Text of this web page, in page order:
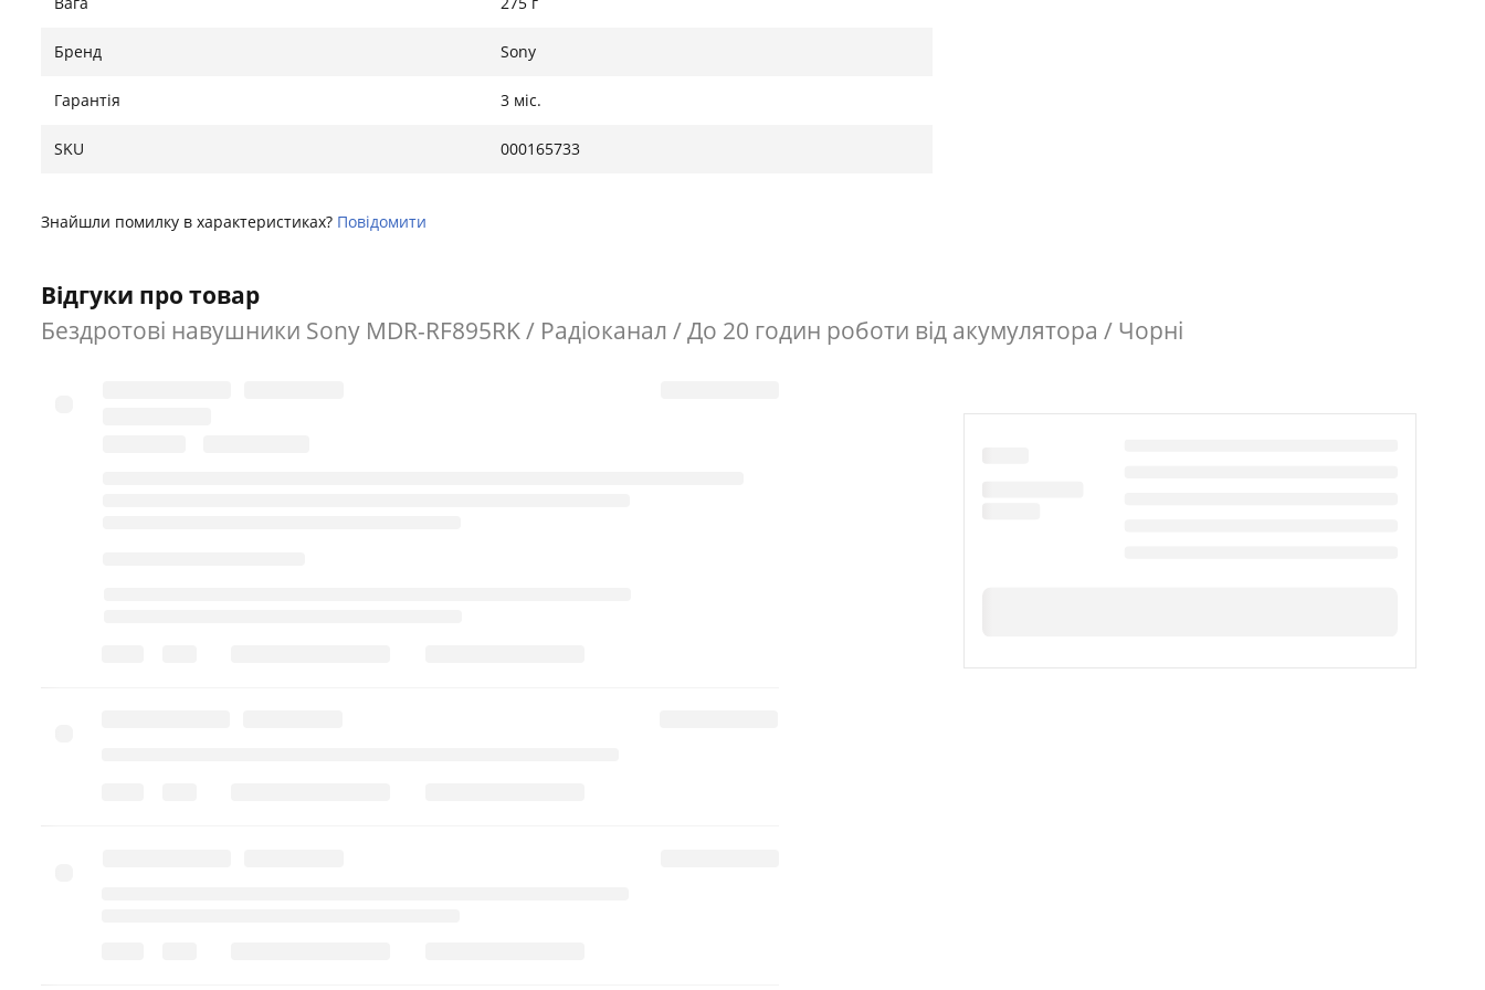
Бренд Sony
Гарантія 3 міс.
SKU 000165733
Знайшли помилку в характеристиках? Повідомити
Відгуки про товар
Бездротові навушники Sony MDR-RF895RK / Радіоканал / До 20 годин роботи від акумулятора / Чорні